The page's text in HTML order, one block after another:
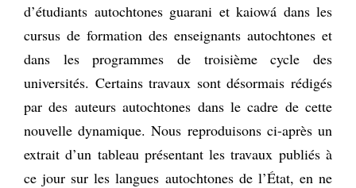
d’étudiants autochtones guarani et kaiowá dans les
cursus de formation des enseignants autochtones et
dans les programmes de troisième cycle des
universités. Certains travaux sont désormais rédigés
par des auteurs autochtones dans le cadre de cette
nouvelle dynamique. Nous reproduisons ci-après un
extrait d’un tableau présentant les travaux publiés à
ce jour sur les langues autochtones de l’État, en ne